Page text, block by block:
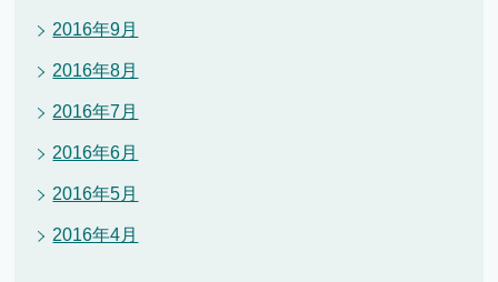
2016年9月
2016年8月
2016年7月
2016年6月
2016年5月
2016年4月